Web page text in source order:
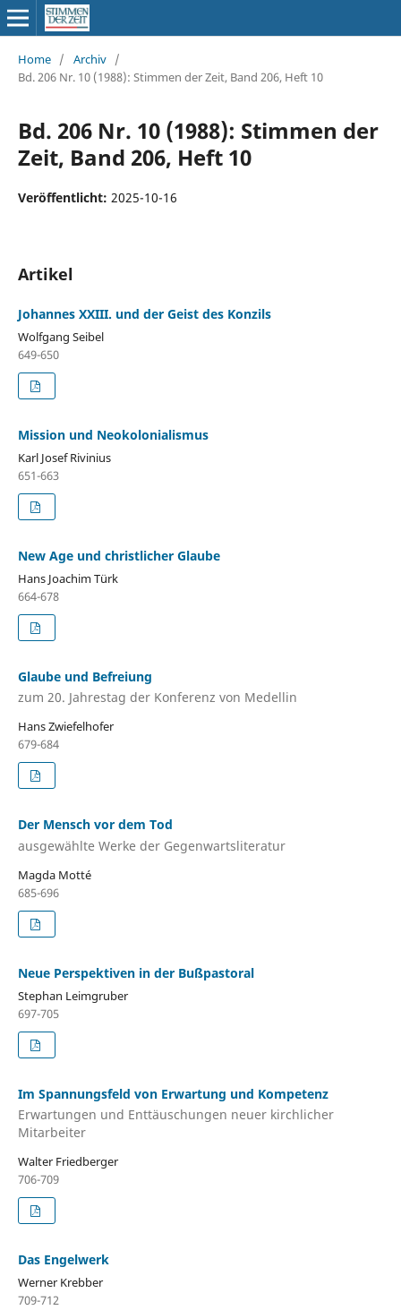
Home / Archiv /
Bd. 206 Nr. 10 (1988): Stimmen der Zeit, Band 206, Heft 10
Bd. 206 Nr. 10 (1988): Stimmen der
Zeit, Band 206, Heft 10
Veröffentlicht: 2025-10-16
Artikel
Johannes XXIII. und der Geist des Konzils
Wolfgang Seibel
649-650
Mission und Neokolonialismus
Karl Josef Rivinius
651-663
New Age und christlicher Glaube
Hans Joachim Türk
664-678
Glaube und Befreiung
zum 20. Jahrestag der Konferenz von Medellin
Hans Zwiefelhofer
679-684
Der Mensch vor dem Tod
ausgewählte Werke der Gegenwartsliteratur
Magda Motté
685-696
Neue Perspektiven in der Bußpastoral
Stephan Leimgruber
697-705
Im Spannungsfeld von Erwartung und Kompetenz
Erwartungen und Enttäuschungen neuer kirchlicher
Mitarbeiter
Walter Friedberger
706-709
Das Engelwerk
Werner Krebber
709-712